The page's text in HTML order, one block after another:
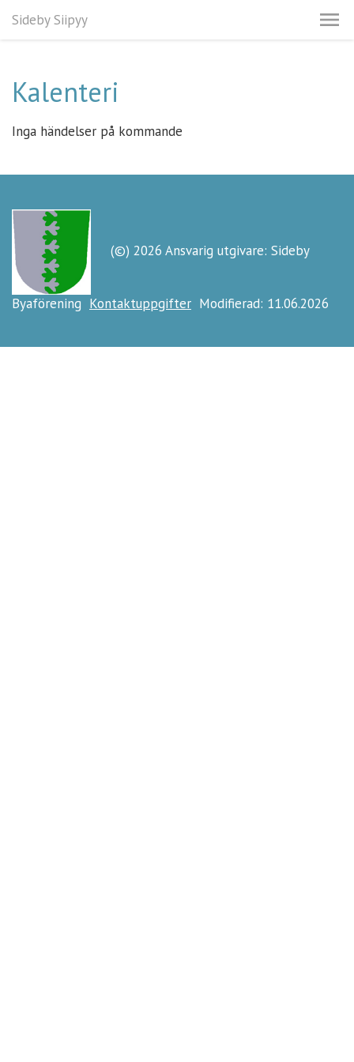
Sideby Siipyy
Kalenteri
Inga händelser på kommande
(©) 2026 Ansvarig utgivare: Sideby
Byaförening Kontaktuppgifter Modifierad: 11.06.2026